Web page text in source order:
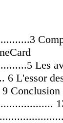
Les
6 L'essor
Conclusion